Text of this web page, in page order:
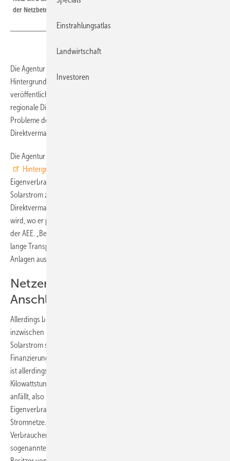
der Netzbetreiber.
Die Agentur für Erneuerbare Energien hat ein neues
Hintergrundpapier zu aktuellen Geschäftsmodellen für Solarstrom
veröffentlicht. In dem Hintergrundpapier „Eigenverbrauch und
regionale Direktvermarktung“ fassen die Autoren die Chancen und
Probleme des Eigenverbrauchs und der regionalen
Direktvermarktung von Solarstrom zusammen.
Die Agentur für Erneuerbare Energien (AEE) fasst in einem aktuellen
Hintergrundpapier
Eigenverbrauchs und der regionalen Direktvermarktung von
Solarstrom zusammen. „Eigenverbrauch von Ökostrom und regionale
Direktvermarktung haben den Vorteil, dass Strom dort verbraucht
wird, wo er produziert wird“, erklärt Philipp Vohrer, Geschäftsführer
der AEE. „Beide dienen der dezentralen Energiewende und machen
lange Transportwege überflüssig. Zudem erhöht der Strombezug von
Anlagen aus der Region die Akzeptanz für die Energiewende vor Ort.“
Netzentgelte anhand der
Anschlussleistung berechnen
Allerdings bleibt vor allem der Eigenverbrauch von Solarstrom
inzwischen nicht mehr ohne Kritiker. Anlagenbetreiber, die ihren
Solarstrom selbst verbrauchen, stehen in der Kritik, sich aus der
Finanzierung der Energiewende zu verabschieden. Dieses Argument
ist allerdings nicht schlüssig, da jede selbst verbrauchte
Kilowattstunde Solarstrom nicht als Kostenfaktor auf dem EEG-Konto
anfällt, also keine Kosten verursacht. Schlüssiger ist das Argument, die
Eigenverbraucher beteiligen sich zu wenig an der Finanzierung der
Stromnetze. Schließlich werden die Netzentgelte für jeden
Verbraucher über die aus dem Netz bezogene Strommenge, den
sogenannten Arbeitspreis, abgerechnet. „Allerdings verursachen die
Einstrahlungsatlas
Landwirtschaft
Investoren